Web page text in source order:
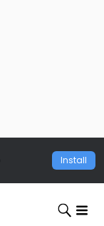
Install